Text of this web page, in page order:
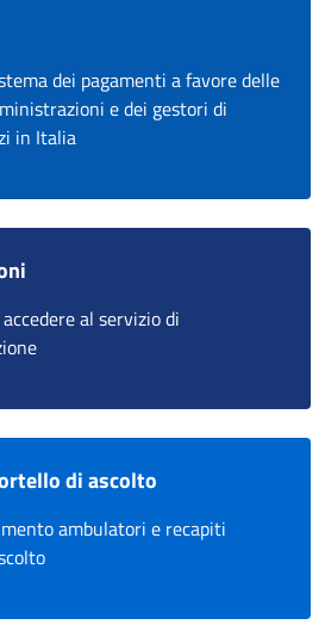
dei pagamenti a favore delle
e dei gestori di
in Italia
al servizio di
di ascolto
ambulatori e recapiti